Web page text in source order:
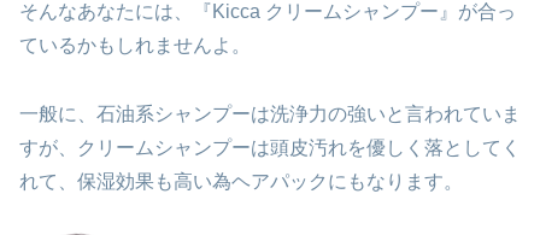
そんなあなたには、『Kicca クリームシャンプー』が合っ
ているかもしれませんよ。
一般に、石油系シャンプーは洗浄力の強いと言われていま
すが、クリームシャンプーは頭皮汚れを優しく落としてく
れて、保湿効果も高い為ヘアパックにもなります。